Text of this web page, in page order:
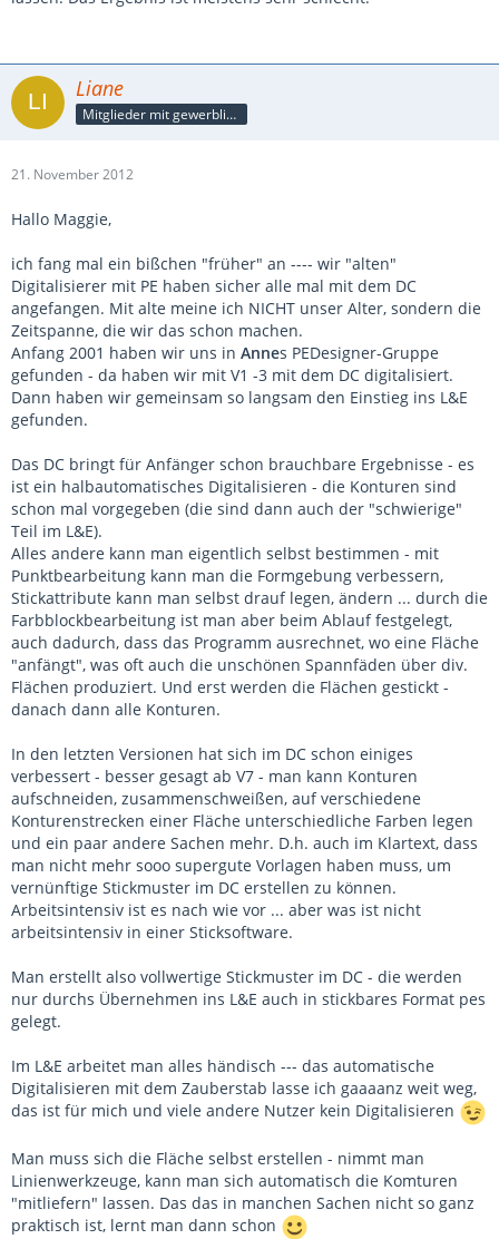
Liane
Mitglieder mit gewerblicher Verbindung, auch als Mitarbeiter/in
21. November 2012
Hallo Maggie,
ich fang mal ein bißchen "früher" an ---- wir "alten"
Digitalisierer mit PE haben sicher alle mal mit dem DC
angefangen. Mit alte meine ich NICHT unser Alter, sondern die
Zeitspanne, die wir das schon machen.
Anfang 2001 haben wir uns in Annes PEDesigner-Gruppe
gefunden - da haben wir mit V1 -3 mit dem DC digitalisiert.
Dann haben wir gemeinsam so langsam den Einstieg ins L&E
gefunden.
Das DC bringt für Anfänger schon brauchbare Ergebnisse - es
ist ein halbautomatisches Digitalisieren - die Konturen sind
schon mal vorgegeben (die sind dann auch der "schwierige"
Teil im L&E).
Alles andere kann man eigentlich selbst bestimmen - mit
Punktbearbeitung kann man die Formgebung verbessern,
Stickattribute kann man selbst drauf legen, ändern ... durch die
Farbblockbearbeitung ist man aber beim Ablauf festgelegt,
auch dadurch, dass das Programm ausrechnet, wo eine Fläche
"anfängt", was oft auch die unschönen Spannfäden über div.
Flächen produziert. Und erst werden die Flächen gestickt -
danach dann alle Konturen.
In den letzten Versionen hat sich im DC schon einiges
verbessert - besser gesagt ab V7 - man kann Konturen
aufschneiden, zusammenschweißen, auf verschiedene
Konturenstrecken einer Fläche unterschiedliche Farben legen
und ein paar andere Sachen mehr. D.h. auch im Klartext, dass
man nicht mehr sooo supergute Vorlagen haben muss, um
vernünftige Stickmuster im DC erstellen zu können.
Arbeitsintensiv ist es nach wie vor ... aber was ist nicht
arbeitsintensiv in einer Sticksoftware.
Man erstellt also vollwertige Stickmuster im DC - die werden
nur durchs Übernehmen ins L&E auch in stickbares Format pes
gelegt.
Im L&E arbeitet man alles händisch --- das automatische
Digitalisieren mit dem Zauberstab lasse ich gaaaanz weit weg,
das ist für mich und viele andere Nutzer kein Digitalisieren
Man muss sich die Fläche selbst erstellen - nimmt man
Linienwerkzeuge, kann man sich automatisch die Komturen
"mitliefern" lassen. Das das in manchen Sachen nicht so ganz
praktisch ist, lernt man dann schon